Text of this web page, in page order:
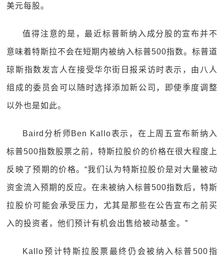
美元每股。
值得注意的是，最近标普新纳入成分股的宣布并不
意味着特斯拉不会在短期内被纳入标普500指数。标普道
琼斯指数发言人在接受华尔街日报采访时表示，由八人
组成的委员会可以随时选择添加新公司，即使季度调整
以外也是如此。
Baird分析师Ben Kallo表示，在上周五宣布新纳入
标普500指数股票之前，特斯拉股价的价格在很大程度上
反映了预期的价格。“我们认为特斯拉股价是对大量被动
资金流入预期的反应。在未被纳入标普500指数后，特斯
拉股价可能会承受压力，尤其是那些在公告宣布之前买
入的投资者，他们预计有机会出售给被动基金。”
Kallo预计特斯拉股票最终仍会被纳入标普500指